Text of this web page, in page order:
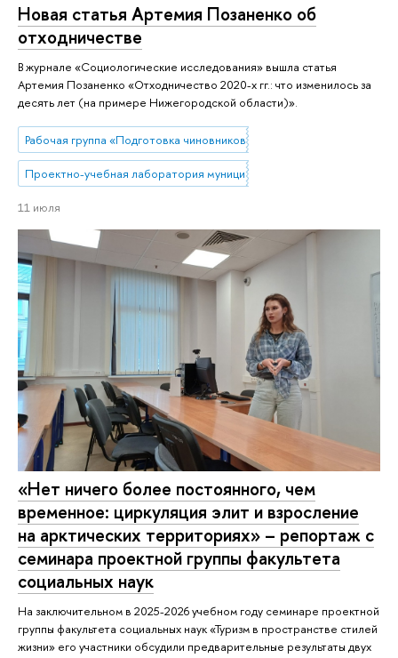
Новая статья Артемия Позаненко об
отходничестве
В журнале «Социологические исследования» вышла статья
Артемия Позаненко «Отходничество 2020-х гг.: что изменилось за
десять лет (на примере Нижегородской области)».
Рабочая группа «Подготовка чиновников по особым поручениям»
Проектно-учебная лаборатория муниципального управления
11 июля
«Нет ничего более постоянного, чем
временное: циркуляция элит и взросление
на арктических территориях» – репортаж с
семинара проектной группы факультета
социальных наук
На заключительном в 2025-2026 учебном году семинаре проектной
группы факультета социальных наук «Туризм в пространстве стилей
жизни» его участники обсудили предварительные результаты двух